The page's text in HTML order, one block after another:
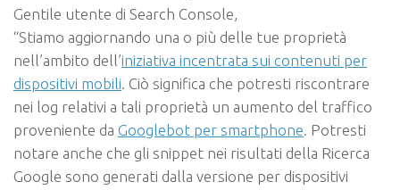
Gentile utente di Search Console,
“Stiamo aggiornando una o più delle tue proprietà
nell’ambito dell’iniziativa incentrata sui contenuti per
dispositivi mobili. Ciò significa che potresti riscontrare
nei log relativi a tali proprietà un aumento del traffico
proveniente da Googlebot per smartphone. Potresti
notare anche che gli snippet nei risultati della Ricerca
Google sono generati dalla versione per dispositivi